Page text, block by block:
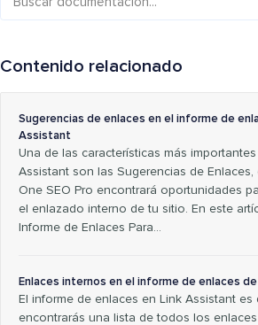
Contenido relacionado
Sugerencias de enlaces en el informe de
Assistant
Una de las características más
Assistant son las Sugerencias de Enlaces,
One SEO Pro encontrará oportunidades
el enlazado interno de tu sitio. En este
Informe de Enlaces Para…
Enlaces internos en el informe de enlaces
El informe de enlaces en Link Assistant es
encontrarás una lista de todos los